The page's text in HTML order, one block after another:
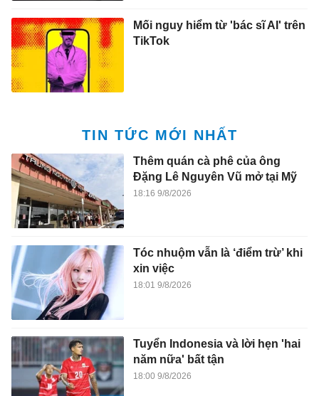
Mối nguy hiểm từ 'bác sĩ AI' trên
TikTok
TIN TỨC MỚI NHẤT
Thêm quán cà phê của ông
Đặng Lê Nguyên Vũ mở tại Mỹ
18:16 9/8/2026
Tóc nhuộm vẫn là ‘điểm trừ’ khi
xin việc
18:01 9/8/2026
Tuyển Indonesia và lời hẹn 'hai
năm nữa' bất tận
18:00 9/8/2026